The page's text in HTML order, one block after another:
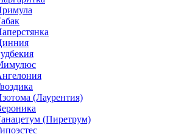
(Лаурентия)
(Пиретрум)